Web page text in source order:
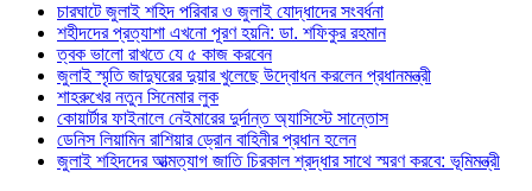
চারঘাটে জুলাই শহিদ পরিবার ও জুলাই যোদ্ধাদের সংবর্ধনা
শহীদদের প্রত্যাশা এখনো পূরণ হয়নি: ডা. শফিকুর রহমান
ত্বক ভালো রাখতে যে ৫ কাজ করবেন
জুলাই স্মৃতি জাদুঘরের দুয়ার খুলেছে উদ্বোধন করলেন প্রধানমন্ত্রী
শাহরুখের নতুন সিনেমার লুক
কোয়ার্টার ফাইনালে নেইমারের দুর্দান্ত অ্যাসিস্টে সান্তোস
ডেনিস লিয়ামিন রাশিয়ার ড্রোন বাহিনীর প্রধান হলেন
জুলাই শহিদদের আত্মত্যাগ জাতি চিরকাল শ্রদ্ধার সাথে স্মরণ করবে: ভূমিমন্ত্রী